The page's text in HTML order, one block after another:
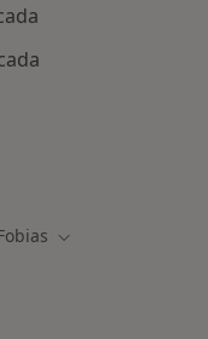
Cambiar de